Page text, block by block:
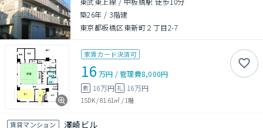
築26年 / 3階建
東京都板橋区東新町２丁目2-7
家賃カード決済可
16 万円 /管理費8,000円
敷 16万円 礼 16万円
1SDK/81.61㎡ /1階
賃貸マンション 澤崎ビル